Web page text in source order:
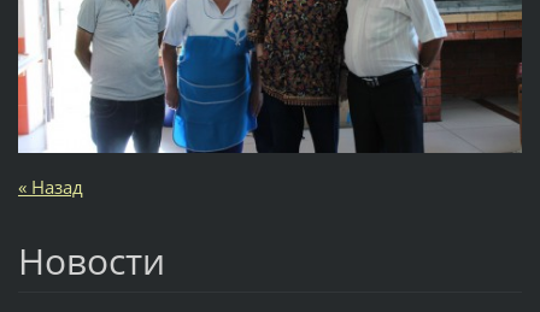
« Назад
Новости